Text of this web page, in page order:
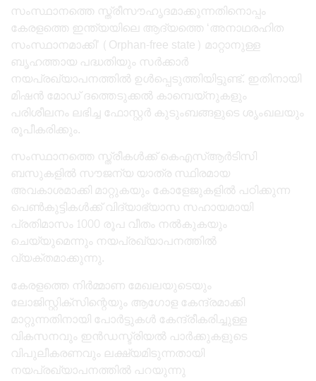
സംസ്ഥാനത്തെ സ്ത്രീസൗഹൃദമാക്കുന്നതിനൊപ്പം
കേരളത്തെ ഇന്ത്യയിലെ ആദ്യത്തെ ‘അനാഥരഹിത
സംസ്ഥാനമാക്കി’ (Orphan-free state) മാറ്റാനുള്ള
ബൃഹത്തായ പദ്ധതിയും സർക്കാർ
നയപ്രഖ്യാപനത്തിൽ ഉൾപ്പെടുത്തിയിട്ടുണ്ട്. ഇതിനായി
മിഷൻ മോഡ് ദത്തെടുക്കൽ കാമ്പെയ്‌നുകളും
പരിശീലനം ലഭിച്ച ഫോസ്റ്റർ കുടുംബങ്ങളുടെ ശൃംഖലയും
രൂപീകരിക്കും.
സംസ്ഥാനത്തെ സ്ത്രീകൾക്ക് കെഎസ്ആർടിസി
ബസുകളിൽ സൗജന്യ യാത്ര സ്ഥിരമായ
അവകാശമാക്കി മാറ്റുകയും കോളേജുകളിൽ പഠിക്കുന്ന
പെൺകുട്ടികൾക്ക് വിദ്യാഭ്യാസ സഹായമായി
പ്രതിമാസം 1000 രൂപ വീതം നൽകുകയും
ചെയ്യുമെന്നും നയപ്രഖ്യാപനത്തിൽ
വ്യക്തമാക്കുന്നു.
കേരളത്തെ നിർമ്മാണ മേഖലയുടെയും
ലോജിസ്റ്റിക്സിന്റെയും ആഗോള കേന്ദ്രമാക്കി
മാറ്റുന്നതിനായി പോർട്ടുകൾ കേന്ദ്രീകരിച്ചുള്ള
വികസനവും ഇൻഡസ്ട്രിയൽ പാർക്കുകളുടെ
വിപുലീകരണവും ലക്ഷ്യമിടുന്നതായി
നയപ്രഖ്യാപനത്തിൽ പറയുന്നു